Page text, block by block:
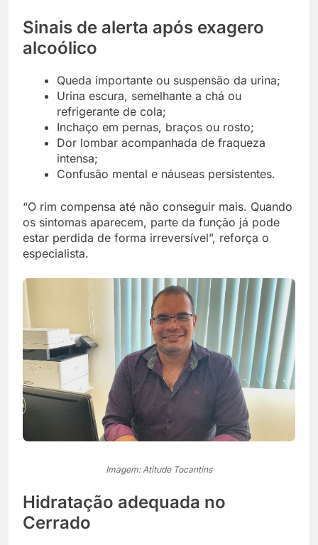
Sinais de alerta após exagero
alcoólico
Queda importante ou suspensão da urina;
Urina escura, semelhante a chá ou
refrigerante de cola;
Inchaço em pernas, braços ou rosto;
Dor lombar acompanhada de fraqueza
intensa;
Confusão mental e náuseas persistentes.
“O rim compensa até não conseguir mais. Quando
os sintomas aparecem, parte da função já pode
estar perdida de forma irreversível”, reforça o
especialista.
Imagem: Atitude Tocantins
Hidratação adequada no
Cerrado